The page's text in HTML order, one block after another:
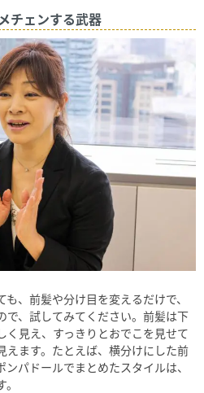
チェンする武器
、前髪や分け目を変えるだけで、
で、試してみてください。前髪は下
く見え、すっきりとおでこを見せて
えます。たとえば、横分けにした前
パドールでまとめたスタイルは、